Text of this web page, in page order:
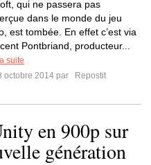
qui ne passera pas
dans le monde du jeu
est tombée. En effet c’est via
Pontbriand, producteur...
suite
octobre 2014 par
Repostit
en 900p sur
génération